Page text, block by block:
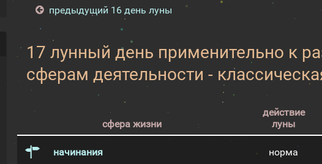
предыдущий 16 день луны
17 лунный день применительно к
сферам деятельности -
сфера жизни
действие
луны
начинания норма